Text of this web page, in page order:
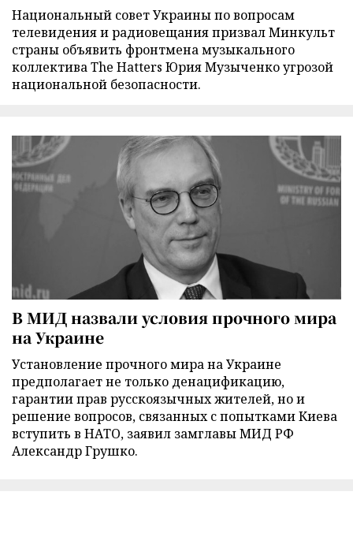
Национальный совет Украины по вопросам
телевидения и радиовещания призвал Минкульт
страны объявить фронтмена музыкального
коллектива The Hatters Юрия Музыченко угрозой
национальной безопасности.
В МИД назвали условия прочного мира
на Украине
Установление прочного мира на Украине
предполагает не только денацификацию,
гарантии прав русскоязычных жителей, но и
решение вопросов, связанных с попытками Киева
вступить в НАТО, заявил замглавы МИД РФ
Александр Грушко.